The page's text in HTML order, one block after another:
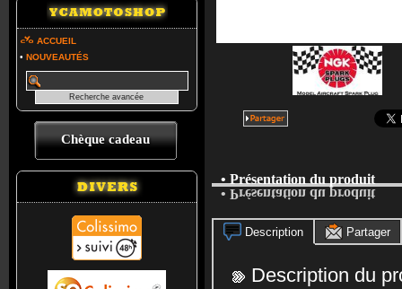
ACCUEIL
• NOUVEAUTÉS
Chèque cadeau
• Présentation du produit
• Présentation du produit
Description Partager
Description du